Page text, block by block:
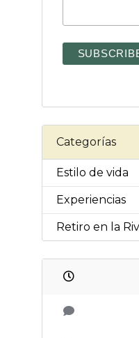
Categorías
Estilo de vida
Experiencias
Retiro en la